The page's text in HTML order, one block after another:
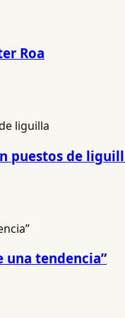
Roa
puestos de
una tendencia”